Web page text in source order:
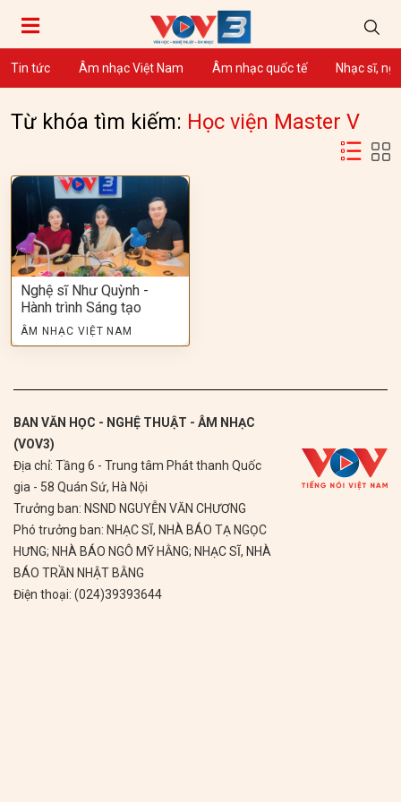
Tin tức Âm nhạc Việt Nam Âm nhạc quốc tế Nhạc sĩ,
Từ khóa tìm kiếm: Học viện Master V
Nghệ sĩ Như Quỳnh -
Hành trình Sáng tạo
ÂM NHẠC VIỆT NAM
BAN VĂN HỌC - NGHỆ THUẬT - ÂM NHẠC
(VOV3)
Địa chỉ: Tầng 6 - Trung tâm Phát thanh Quốc
gia - 58 Quán Sứ, Hà Nội
Trưởng ban: NSND NGUYỄN VĂN CHƯƠNG
Phó trưởng ban: NHẠC SĨ, NHÀ BÁO TẠ NGỌC
HƯNG; NHÀ BÁO NGÔ MỸ HẰNG; NHẠC SĨ, NHÀ
BÁO TRẦN NHẬT BẰNG
Điện thoại: (024)39393644